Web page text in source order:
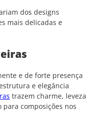
dos designs
mais delicadas e
e de forte presença
e elegância
trazem charme, leveza
composições nos